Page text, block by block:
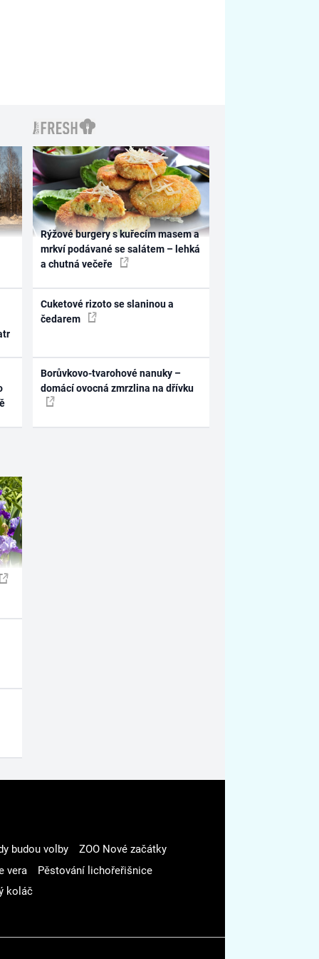
Rýžové burgery s kuřecím masem a
mrkví podávané se salátem – lehká
a chutná večeře
Cuketové rizoto se slaninou a
čedarem
Borůvkovo-tvarohové nanuky –
domácí ovocná zmrzlina na dřívku
budou volby
ZOO Nové začátky
vera
Pěstování lichořeřišnice
koláč